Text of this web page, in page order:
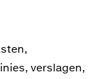
verslagen,